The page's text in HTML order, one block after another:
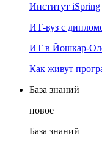
Институт iSpring
ИТ-вуз с
ИТ в Йошкар-
Как живут
База знаний
новое
База знаний